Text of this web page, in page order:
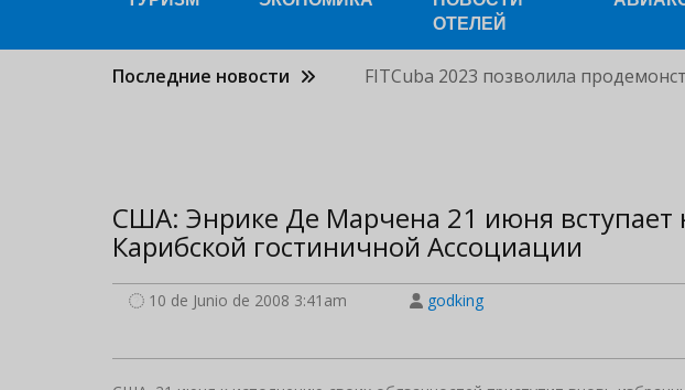
ОТЕЛЕЙ
Последние новости FITCuba 2023 позволила
США: Энрике Де Марчена 21 июня вступает
Карибской гостиничной Ассоциации
10 de Junio de 2008 3:41am godking